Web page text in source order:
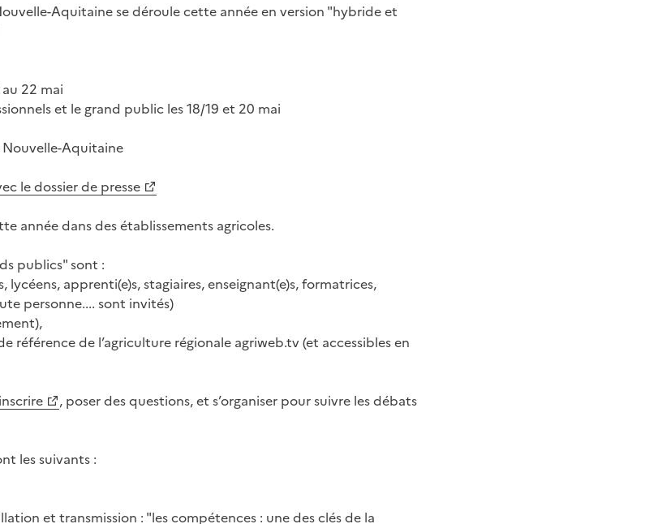
Aquitaine se déroule cette année en version "hybride et
22 mai
et le grand public les 18/19 et 20 mai
Aquitaine
le dossier de presse
année dans des établissements agricoles.
publics" sont :
apprenti(e)s, stagiaires, enseignant(e)s, formatrices,
personne.... sont invités)
référence de l’agriculture régionale agriweb.tv (et accessibles en
, poser des questions, et s’organiser pour suivre les débats
les suivants :
et transmission : "les compétences : une des clés de la